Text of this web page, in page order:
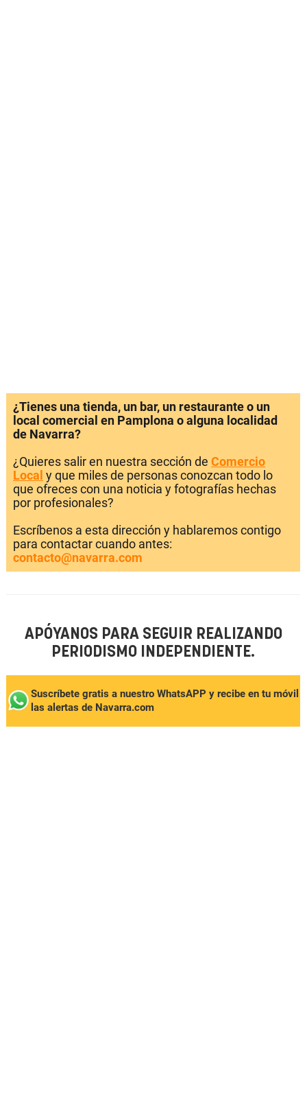
¿Tienes una tienda, un bar, un restaurante o un
local comercial en Pamplona o alguna localidad
de Navarra?
¿Quieres salir en nuestra sección de Comercio
Local y que miles de personas conozcan todo lo
que ofreces con una noticia y fotografías hechas
por profesionales?
Escríbenos a esta dirección y hablaremos contigo
para contactar cuando antes:
contacto@navarra.com
APÓYANOS PARA SEGUIR REALIZANDO
PERIODISMO INDEPENDIENTE.
Suscríbete gratis a nuestro WhatsAPP y recibe en tu móvil
las alertas de Navarra.com